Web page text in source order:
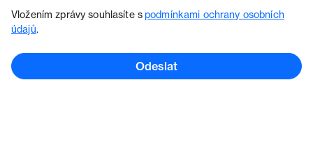
Vložením zprávy souhlasíte spodmínkami ochrany osobních
údajů.
Odeslat